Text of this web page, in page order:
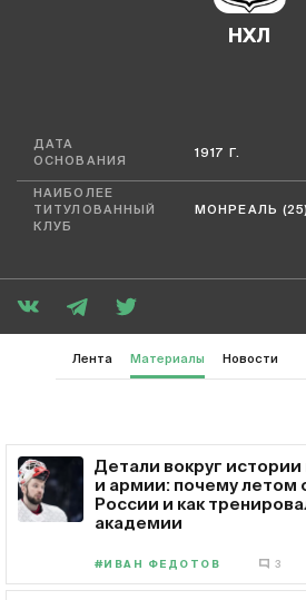
НХЛ
ДАТА
ОСНОВАНИЯ
1917 Г.
НАИБОЛЕЕ
ТИТУЛОВАННЫЙ
КЛУБ
МОНРЕАЛЬ (25)
Лента Материалы Новости
Детали вокруг
и армии: почему летом
России и как
академии
#ИВАН ФЕДОТОВ 3